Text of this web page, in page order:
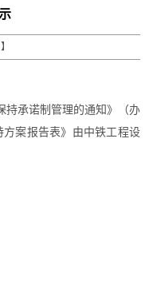
】
持承诺制管理的通知》（办
方案报告表》由中铁工程设